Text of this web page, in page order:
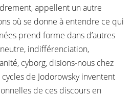
appellent un autre
où se donne à entendre ce qui
prend forme dans d’autres
indifférenciation,
cyborg, disions-nous chez
de Jodorowsky inventent
de ces discours en